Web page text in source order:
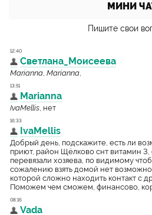
МИНИ
Пишите свои